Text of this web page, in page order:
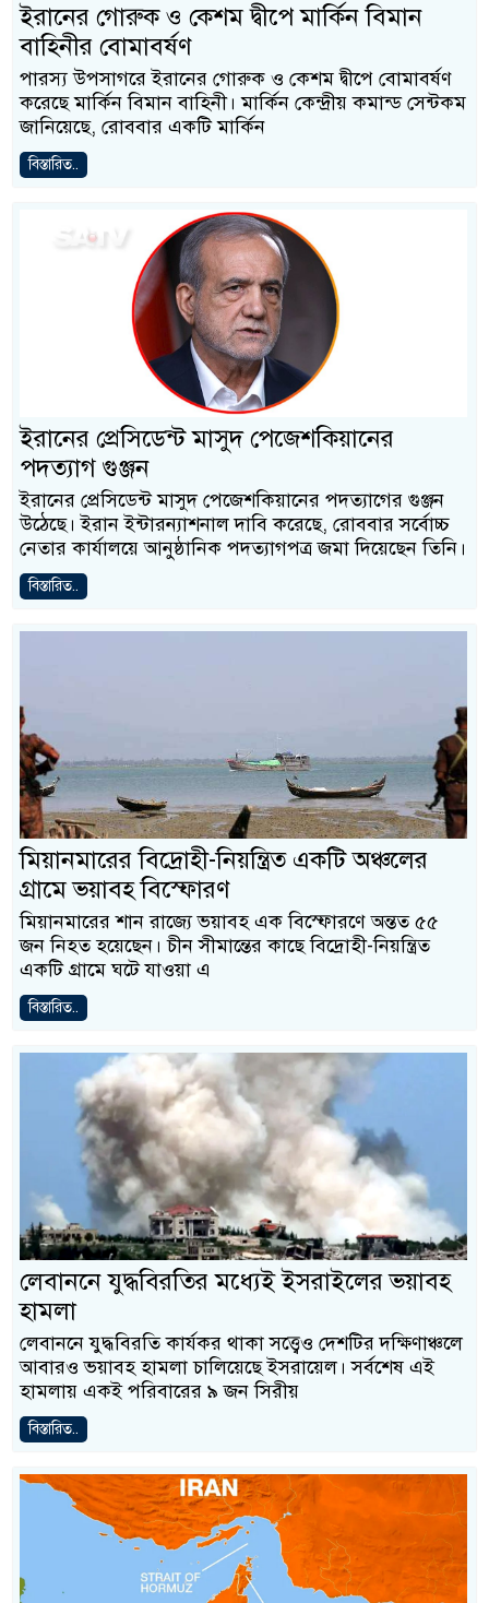
ইরানের গোরুক ও কেশম দ্বীপে মার্কিন বিমান
বাহিনীর বোমাবর্ষণ
পারস্য উপসাগরে ইরানের গোরুক ও কেশম দ্বীপে বোমাবর্ষণ
করেছে মার্কিন বিমান বাহিনী। মার্কিন কেন্দ্রীয় কমান্ড সেন্টকম
জানিয়েছে, রোববার একটি মার্কিন
বিস্তারিত..
ইরানের প্রেসিডেন্ট মাসুদ পেজেশকিয়ানের
পদত্যাগ গুঞ্জন
ইরানের প্রেসিডেন্ট মাসুদ পেজেশকিয়ানের পদত্যাগের গুঞ্জন
উঠেছে। ইরান ইন্টারন্যাশনাল দাবি করেছে, রোববার সর্বোচ্চ
নেতার কার্যালয়ে আনুষ্ঠানিক পদত্যাগপত্র জমা দিয়েছেন তিনি।
বিস্তারিত..
মিয়ানমারের বিদ্রোহী-নিয়ন্ত্রিত একটি অঞ্চলের
গ্রামে ভয়াবহ বিস্ফোরণ
মিয়ানমারের শান রাজ্যে ভয়াবহ এক বিস্ফোরণে অন্তত ৫৫
জন নিহত হয়েছেন। চীন সীমান্তের কাছে বিদ্রোহী-নিয়ন্ত্রিত
একটি গ্রামে ঘটে যাওয়া এ
বিস্তারিত..
লেবাননে যুদ্ধবিরতির মধ্যেই ইসরাইলের ভয়াবহ
হামলা
লেবাননে যুদ্ধবিরতি কার্যকর থাকা সত্ত্বেও দেশটির দক্ষিণাঞ্চলে
আবারও ভয়াবহ হামলা চালিয়েছে ইসরায়েল। সর্বশেষ এই
হামলায় একই পরিবারের ৯ জন সিরীয়
বিস্তারিত..